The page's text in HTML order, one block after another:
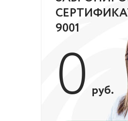
9001
0 руб.